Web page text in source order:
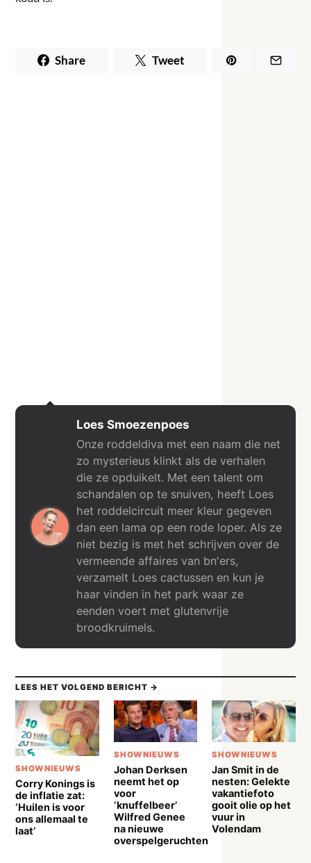
Share Tweet
Loes Smoezenpoes
Onze roddeldiva met een naam die net
zo mysterieus klinkt als de verhalen
die ze opduikelt. Met een talent om
schandalen op te snuiven, heeft Loes
het roddelcircuit meer kleur gegeven
dan een lama op een rode loper. Als ze
niet bezig is met het schrijven over de
vermeende affaires van bn'ers,
verzamelt Loes cactussen en kun je
haar vinden in het park waar ze
eenden voert met glutenvrije
broodkruimels.
LEES HET VOLGEND BERICHT →
SHOWNIEUWS
Corry Konings is
de inflatie zat:
‘Huilen is voor
ons allemaal te
laat’
SHOWNIEUWS
Johan Derksen
neemt het op
voor
‘knuffelbeer’
Wilfred Genee
na nieuwe
overspelgeruchten
SHOWNIEUWS
Jan Smit in de
nesten: Gelekte
vakantiefoto
gooit olie op het
vuur in
Volendam